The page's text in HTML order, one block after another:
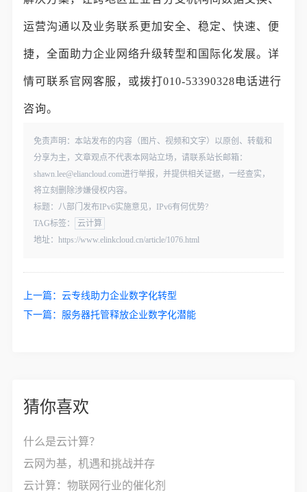
运营沟通以及业务联系更加安全、稳定、快速、便
捷，全面助力企业网络升级转型和国际化发展。详
情可联系官网客服，或拨打010-53390328电话进行
咨询。
免责声明：本站发布的内容（图片、视频和文字）以原创、转载和
分享为主，文章观点不代表本网站立场，请联系站长邮箱：
shawn.lee@eliancloud.com进行举报，并提供相关证据，一经查实，
将立刻删除涉嫌侵权内容。
标题：八部门发布IPv6实施意见，IPv6有何优势?
TAG标签：
云计算
地址：https://www.elinkcloud.cn/article/1076.html
上一篇：云专线助力企业数字化转型
下一篇： 服务器托管释放企业数字化潜能
猜你喜欢
什么是云计算？
云网为基，机遇和挑战并存
云计算：物联网行业的催化剂